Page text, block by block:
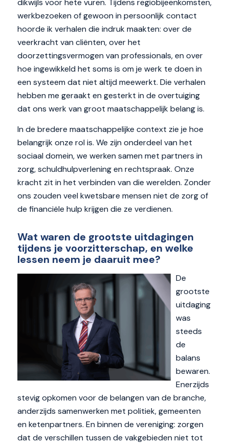
dikwijls voor hete vuren. Tijdens regiobijeenkomsten,
werkbezoeken of gewoon in persoonlijk contact
hoorde ik verhalen die indruk maakten: over de
veerkracht van cliënten, over het
doorzettingsvermogen van professionals, en over
hoe ingewikkeld het soms is om je werk te doen in
een systeem dat niet altijd meewerkt. Die verhalen
hebben me geraakt en gesterkt in de overtuiging
dat ons werk van groot maatschappelijk belang is.
In de bredere maatschappelijke context zie je hoe
belangrijk onze rol is. We zijn onderdeel van het
sociaal domein, we werken samen met partners in
zorg, schuldhulpverlening en rechtspraak. Onze
kracht zit in het verbinden van die werelden. Zonder
ons zouden veel kwetsbare mensen niet de zorg of
de financiële hulp krijgen die ze verdienen.
Wat waren de grootste uitdagingen
tijdens je voorzitterschap, en welke
lessen neem je daaruit mee?
De
grootste
uitdaging
was
steeds
de
balans
bewaren.
Enerzijds
stevig opkomen voor de belangen van de branche,
anderzijds samenwerken met politiek, gemeenten
en ketenpartners. En binnen de vereniging: zorgen
dat de verschillen tussen de vakgebieden niet tot